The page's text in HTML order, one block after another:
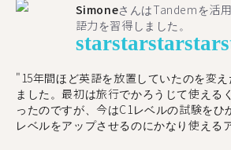
SimoneさんはTandemを活
語力を習得しました。
starstarstarstar
"15年間ほど英語を放置していたのを変
ました。最初は旅行でかろうじて使える
ったのですが、今はC1レベルの試験をひ
レベルをアップさせるのにかなり使える